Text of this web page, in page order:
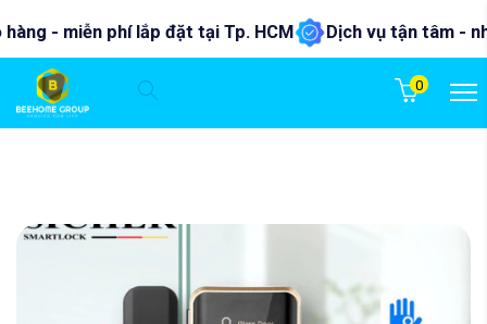
- miễn phí lắp đặt tại Tp. HCM Dịch vụ tận tâm - nhiệt
0